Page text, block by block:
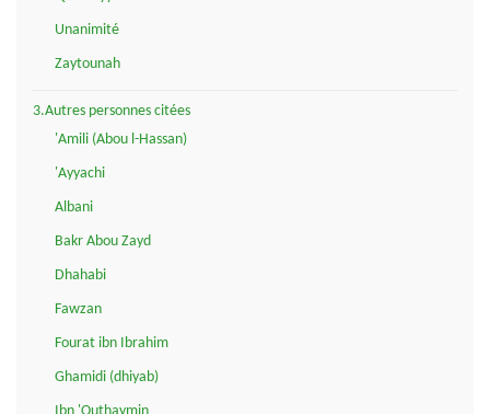
Unanimité
Zaytounah
3.Autres personnes citées
'Amili (Abou l-Hassan)
'Ayyachi
Albani
Bakr Abou Zayd
Dhahabi
Fawzan
Fourat ibn Ibrahim
Ghamidi (dhiyab)